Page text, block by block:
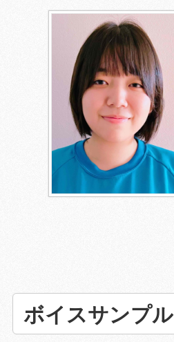
ボイスサンプル